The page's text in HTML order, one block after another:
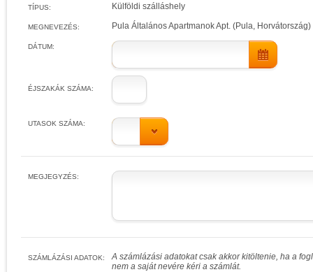
TÍPUS: Külföldi szálláshely
MEGNEVEZÉS: Pula Általános Apartmanok Apt. (Pula, Horvátország)
DÁTUM:
ÉJSZAKÁK SZÁMA:
UTASOK SZÁMA:
MEGJEGYZÉS:
SZÁMLÁZÁSI ADATOK:
A számlázási adatokat csak akkor kitöltenie, ha a
nem a saját nevére kéri a számlát.